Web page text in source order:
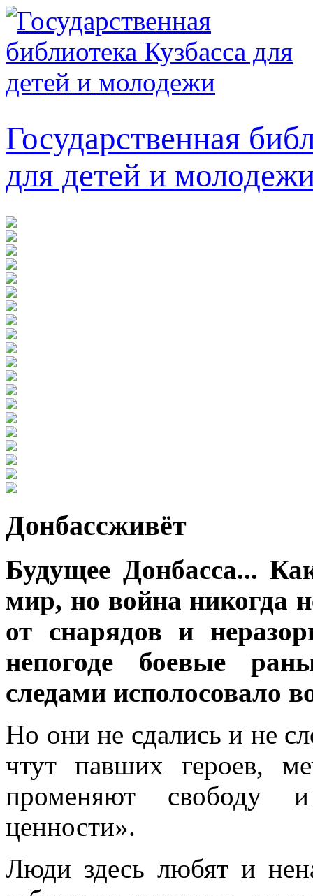
Государственная
для детей и
Донбассживёт
Будущее Донбасса...
мир, но война никогда
от снарядов и
непогоде боевые
следами исполосовало
Но они не сдались и не
чтут павших героев,
променяют свободу и
ценности».
Люди здесь любят и